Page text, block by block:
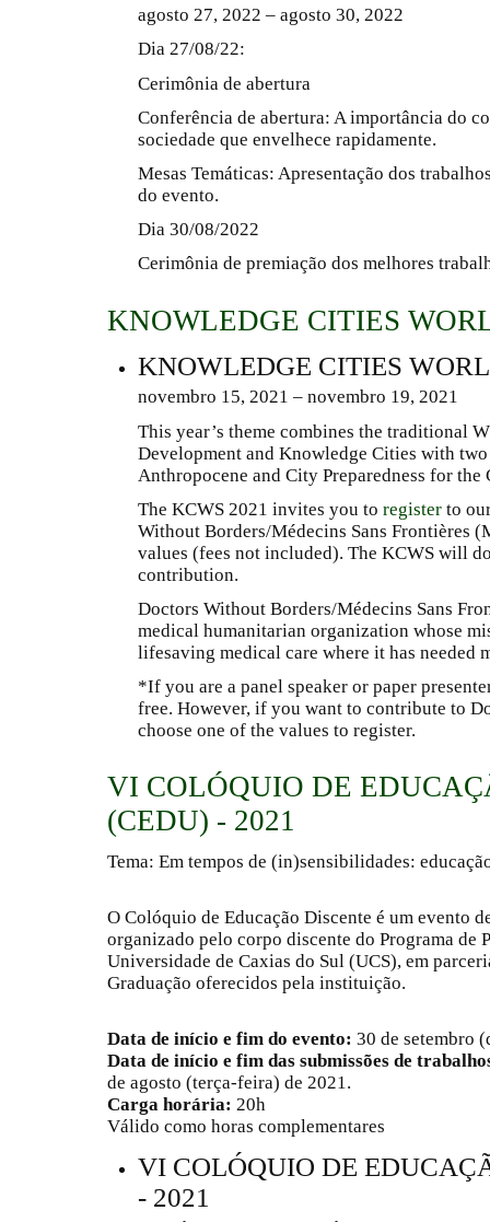
agosto 27, 2022 – agosto 30, 2022
Dia 27/08/22:
Cerimônia de abertura
Conferência de abertura: A importância do
sociedade que envelhece rapidamente.
Mesas Temáticas: Apresentação dos
do evento.
Dia 30/08/2022
Cerimônia de premiação dos melhores
KNOWLEDGE CITIES
KNOWLEDGE CITIES
novembro 15, 2021 – novembro 19, 2021
This year’s theme combines the traditional
Development and Knowledge Cities with
Anthropocene and City Preparedness for the
The KCWS 2021 invites you to register to
Without Borders/Médecins Sans Frontières
values (fees not included). The KCWS will
contribution.
Doctors Without Borders/Médecins Sans
medical humanitarian organization whose
lifesaving medical care where it has needed
*If you are a panel speaker or paper
free. However, if you want to contribute to
choose one of the values to register.
VI COLÓQUIO DE
(CEDU) - 2021
Tema: Em tempos de (in)sensibilidades:
O Colóquio de Educação Discente é um evento
organizado pelo corpo discente do Programa de
Universidade de Caxias do Sul (UCS), em
Graduação oferecidos pela instituição.
Data de início e fim do evento: 30 de setembro
Data de início e fim das submissões de
de agosto (terça-feira) de 2021.
Carga horária: 20h
Válido como horas complementares
VI COLÓQUIO DE
- 2021